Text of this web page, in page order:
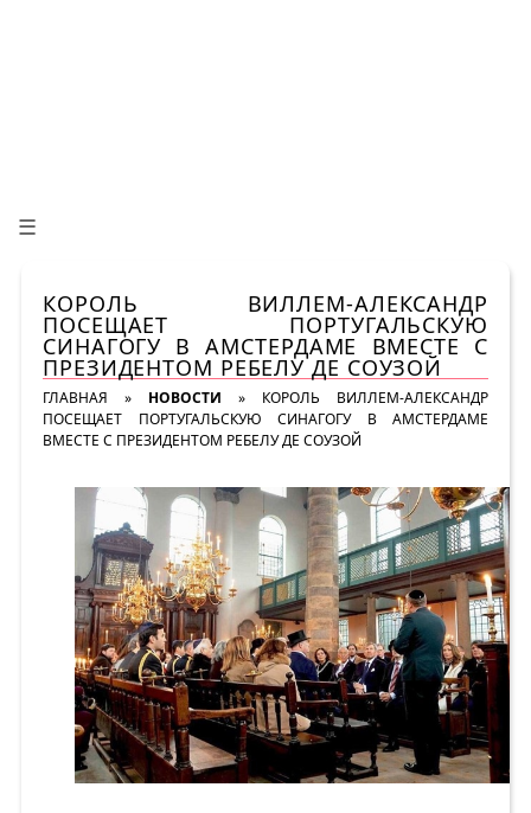
☰
КОРОЛЬ ВИЛЛЕМ-АЛЕКСАНДР
ПОСЕЩАЕТ ПОРТУГАЛЬСКУЮ
СИНАГОГУ В АМСТЕРДАМЕ ВМЕСТЕ С
ПРЕЗИДЕНТОМ РЕБЕЛУ ДЕ СОУЗОЙ
ГЛАВНАЯ » НОВОСТИ » КОРОЛЬ ВИЛЛЕМ-АЛЕКСАНДР
ПОСЕЩАЕТ ПОРТУГАЛЬСКУЮ СИНАГОГУ В АМСТЕРДАМЕ
ВМЕСТЕ С ПРЕЗИДЕНТОМ РЕБЕЛУ ДЕ СОУЗОЙ